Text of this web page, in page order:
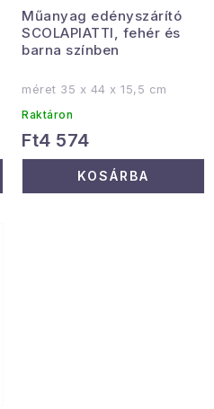
Műanyag edényszárító
SCOLAPIATTI, fehér és
barna színben
méret 35 x 44 x 15,5 cm
Raktáron
Ft4 574
KOSÁRBA